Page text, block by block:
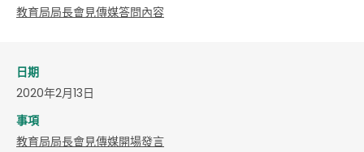
教育局局長會見傳媒答問內容
日期
2020年2月13日
事項
教育局局長會見傳媒開場發言